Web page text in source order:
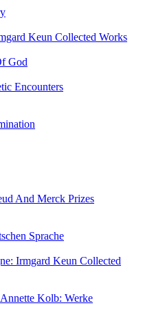
Keun Collected Works
God
Encounters
And Merck Prizes
Sprache
Irmgard Keun Collected
Kolb: Werke